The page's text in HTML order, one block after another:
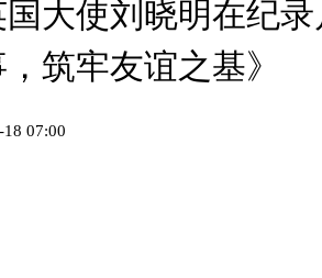
大使刘晓明在纪
筑牢友谊之基》
18 07:00